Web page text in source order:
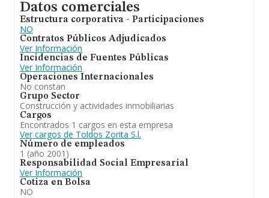
Datos comerciales
Estructura corporativa - Participaciones
NO
Contratos Públicos Adjudicados
Ver Información
Incidencias de Fuentes Públicas
Ver Información
Operaciones Internacionales
No constan
Grupo Sector
Construcción y actividades inmobiliarias
Cargos
Encontrados 1 cargos en esta empresa
Ver cargos de Toldos Zorita S.l.
Número de empleados
1 (año 2001)
Responsabilidad Social Empresarial
Ver Información
Cotiza en Bolsa
NO